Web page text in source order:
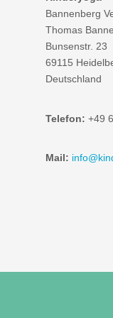
Bannenberg
Thomas
Bunsenstr. 23
69115
Deutschland
Telefon: +49
Mail: